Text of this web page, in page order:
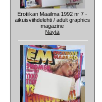
Erotiikan Maailma 1992 nr 7 -
aikuisviihdelehti / adult graphics
magazine
Näytä